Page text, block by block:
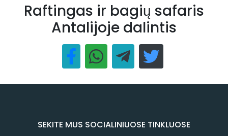
Raftingas ir bagių safaris
Antalijoje dalintis
SEKITE MUS SOCIALINIUOSE TINKLUOSE